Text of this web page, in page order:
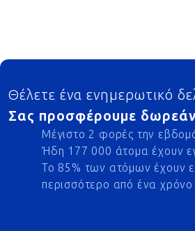
Footer
Θέλετε ένα ενημερωτικό
Σας προσφέρουμε
Μέγιστο 2 φορές την
Ήδη 177 000 άτομα έχουν
Το 85% των ατόμων έχουν
περισσότερο από ένα χρόνο